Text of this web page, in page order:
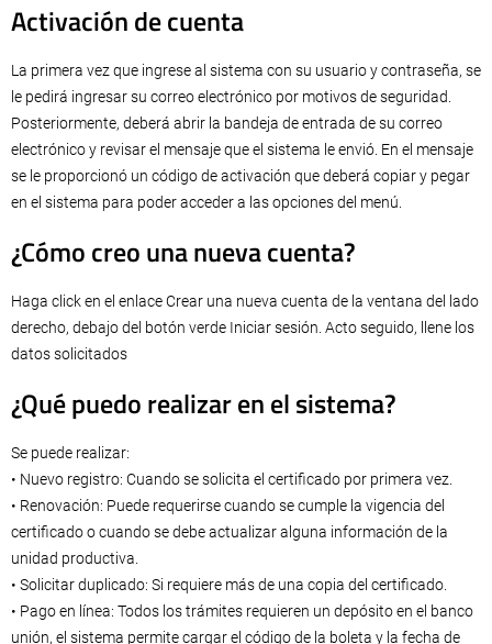
Activación de cuenta
La primera vez que ingrese al sistema con su usuario y contraseña, se
le pedirá ingresar su correo electrónico por motivos de seguridad.
Posteriormente, deberá abrir la bandeja de entrada de su correo
electrónico y revisar el mensaje que el sistema le envió. En el mensaje
se le proporcionó un código de activación que deberá copiar y pegar
en el sistema para poder acceder a las opciones del menú.
¿Cómo creo una nueva cuenta?
Haga click en el enlace Crear una nueva cuenta de la ventana del lado
derecho, debajo del botón verde Iniciar sesión. Acto seguido, llene los
datos solicitados
¿Qué puedo realizar en el sistema?
Se puede realizar:
• Nuevo registro: Cuando se solicita el certificado por primera vez.
• Renovación: Puede requerirse cuando se cumple la vigencia del
certificado o cuando se debe actualizar alguna información de la
unidad productiva.
• Solicitar duplicado: Si requiere más de una copia del certificado.
• Pago en línea: Todos los trámites requieren un depósito en el banco
unión, el sistema permite cargar el código de la boleta y la fecha de